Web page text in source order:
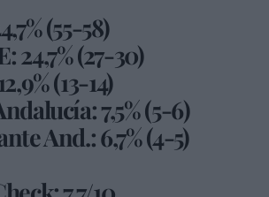
(55-58)
24,7% (27-30)
(13-14)
7,5% (5-6)
And.: 6,7% (4-5)